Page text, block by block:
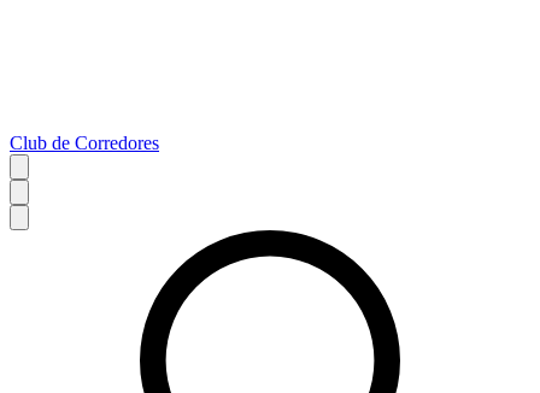
Club de Corredores